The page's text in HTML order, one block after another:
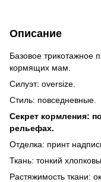
Описание
Базовое трикотажное
кормящих мам.
Силуэт: oversize.
Стиль: повседневные.
Секрет кормления:
рельефах.
Отделка: принт
Ткань: тонкий
Растяжимость ткани: